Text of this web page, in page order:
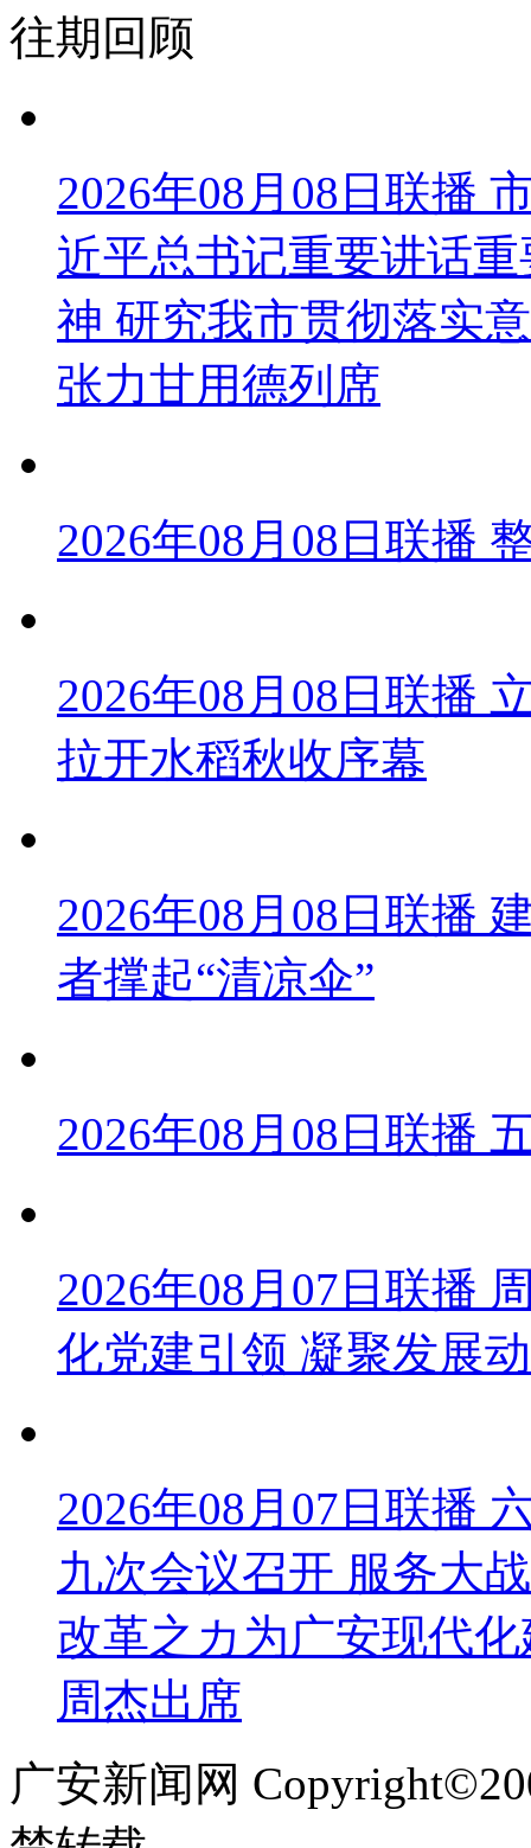
往期回顾
2026年08月08日联播
近平总书记重要讲话
神 研究我市贯彻落实
张力甘用德列席
2026年08月08日联播
2026年08月08日联播
拉开水稻秋收序幕
2026年08月08日联播
者撑起“清凉伞”
2026年08月08日联播
2026年08月07日联播
化党建引领 凝聚发展
2026年08月07日联播
九次会议召开 服务大
改革之カ为广安现代
周杰出席
广安新闻网